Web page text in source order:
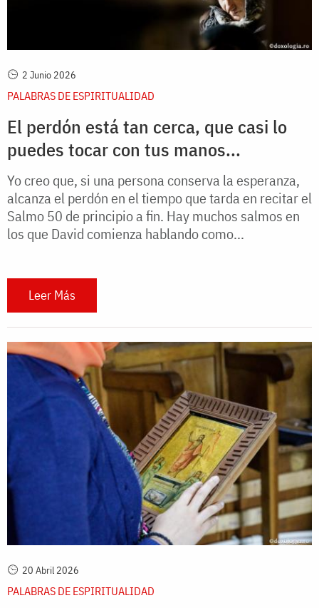
2 Junio 2026
PALABRAS DE ESPIRITUALIDAD
El perdón está tan cerca, que casi lo
puedes tocar con tus manos...
Yo creo que, si una persona conserva la esperanza,
alcanza el perdón en el tiempo que tarda en recitar el
Salmo 50 de principio a fin. Hay muchos salmos en
los que David comienza hablando como...
Leer Más
20 Abril 2026
PALABRAS DE ESPIRITUALIDAD